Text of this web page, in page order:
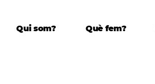
Qui som? Què fem?